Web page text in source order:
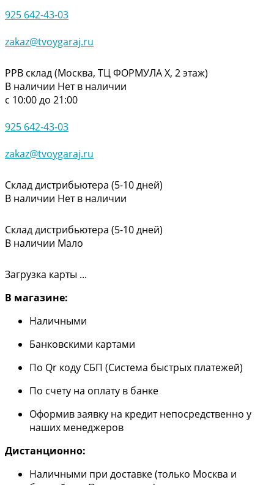
925 642-43-03
zakaz@tvoygaraj.ru
РРВ склад (Москва, ТЦ ФОРМУЛА Х, 2 этаж)
В наличии Нет в наличии
с 10:00 до 21:00
925 642-43-03
zakaz@tvoygaraj.ru
Склад дистрибьютера (5-10 дней)
В наличии Нет в наличии
Склад дистрибьютера (5-10 дней)
В наличии Мало
Загрузка карты ...
В магазине:
Наличными
Банковскими картами
По Qr коду СБП (Система быстрых платежей)
По счету на оплату в банке
Оформив заявку на кредит непосредственно у
наших менеджеров
Дистанционно:
Наличными при доставке (только Москва и